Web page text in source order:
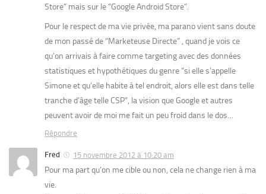
Store” mais sur le “Google Android Store”.
Pour le respect de ma vie privée, ma parano vient sans doute
de mon passé de “Marketeuse Directe” , quand je vois ce
qu’on arrivais à faire comme targeting avec des données
statistiques et hypothétiques du genre “si elle s’appelle
Simone et qu’elle habite à tel endroit, alors elle est dans telle
tranche d’âge telle CSP”, la vision que Google et autres
peuvent avoir de moi me fait un peu froid dans le dos…
Répondre
Fred 15 novembre 2012 à 10:20 am
Pour ma part qu’on me cible ou non, cela ne change rien à ma
vie.